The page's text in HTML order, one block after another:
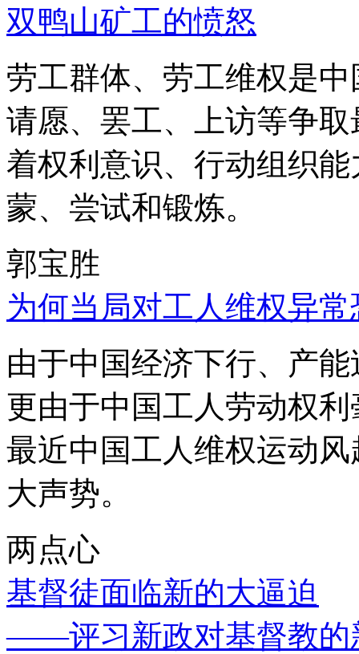
双鸭山矿工的愤怒
劳工群体、劳工维权是
请愿、罢工、上访等争
着权利意识、行动组织
蒙、尝试和锻炼。
郭宝胜
为何当局对工人维权异
由于中国经济下行、产
更由于中国工人劳动权
最近中国工人维权运动
大声势。
两点心
基督徒面临新的大逼迫
——评习新政对基督教的